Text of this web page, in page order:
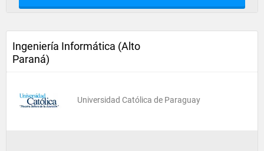
Ingeniería Informática (Alto
Paraná)
Universidad Católica de Paraguay